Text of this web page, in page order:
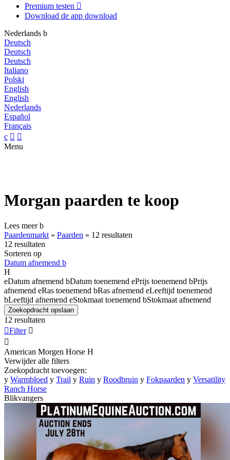
Premium testen 
Download de app download
Nederlands b
Deutsch
Deutsch
Deutsch
Italiano
Polski
English
English
Nederlands
Español
Français
c  
Menu
Morgan paarden te koop
Lees meerb
Paardenmarkt » Paarden » 12 resultaten
12 resultaten
Sorteren op
Datum afnemend b
H
eDatum afnemend bDatum toenemend ePrijs toenemend bPrijs
afnemend eRas toenemend bRas afnemend eLeeftijd toenemend
bLeeftijd afnemend eStokmaat toenemend bStokmaat afnemend
Zoekopdracht opslaan
12 resultaten
Filter 

American Morgen Horse H
Verwijder alle filters
Zoekopdracht toevoegen:
y Warmbloed y Trail y Ruin y Roodbruin y Fokpaarden y Versatility
Ranch Horse
Blikvangers